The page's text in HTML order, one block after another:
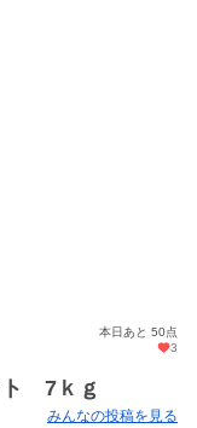
本日あと 50点
3
ト 7ｋｇ
みんなの投稿を見る